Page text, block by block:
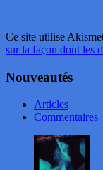
Ce site utilise
sur la façon dont les
Nouveautés
Articles
Commentaires